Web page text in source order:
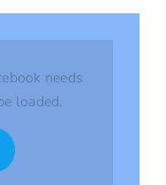
needs
loaded.